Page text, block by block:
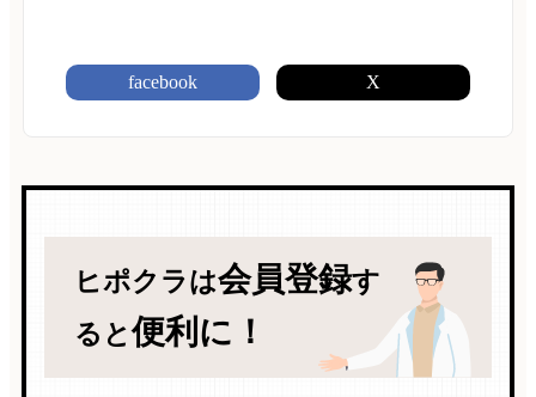
facebook X
ヒポクラは会員登録す
ると便利に！